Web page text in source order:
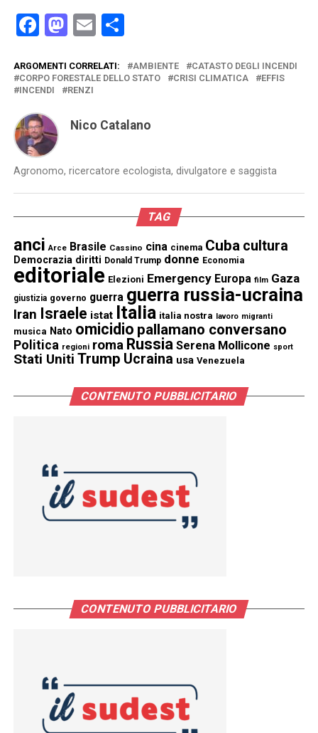
Facebook
Mastodon
Email
ARGOMENTI CORRELATI: AMBIENTE
CATASTO DEGLI INCENDI
CORPO FORESTALE DELLO STATO
CRISI CLIMATICA
EFFIS
INCENDI
RENZI
Nico Catalano
Agronomo, ricercatore ecologista, divulgatore e saggista
TAG
anci Arce Brasile Cassino cina cinema Cuba cultura
Democrazia diritti Donald Trump donne Economia
editoriale Elezioni Emergency Europa film Gaza
giustizia governo guerra guerra russia-ucraina
Iran Israele istat Italia italia nostra lavoro migranti
musica Nato omicidio pallamano conversano
Politica regioni roma Russia Serena Mollicone sport
Stati Uniti Trump Ucraina usa Venezuela
CONTENUTO PUBBLICITARIO
CONTENUTO PUBBLICITARIO